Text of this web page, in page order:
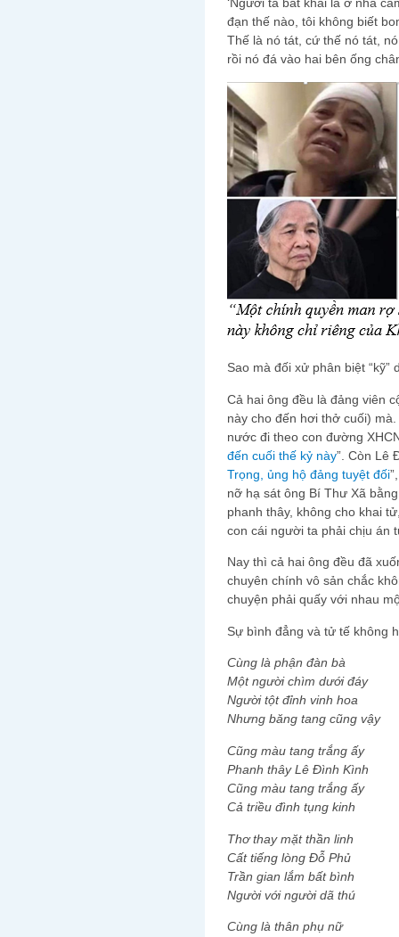
đạn thế nào, tôi không biết
Thế là nó tát, cứ thế nó tát,
rồi nó đá vào hai bên ống
Sao mà đối xử phân biệt “kỹ”
Cả hai ông đều là đảng viên
này cho đến hơi thở cuối)
nước đi theo con đường
đến cuối thế kỷ này”. Còn Lê
Trọng, ủng hộ đảng tuyệt đối
nỡ hạ sát ông Bí Thư Xã
phanh thây, không cho khai
con cái người ta phải chịu án
Nay thì cả hai ông đều đã
chuyên chính vô sản chắc
chuyện phải quấy với nhau
Sự bình đẳng và tử tế không
Cùng là phận đàn bà
Một người chìm dưới đáy
Người tột đỉnh vinh hoa
Nhưng băng tang cũng vậy
Cũng màu tang trắng ấy
Phanh thây Lê Đình Kình
Cũng màu tang trắng ấy
Cả triều đình tụng kinh
Thơ thay mặt thần linh
Cất tiếng lòng Đỗ Phủ
Trần gian lắm bất bình
Người với người dã thú
Cùng là thân phụ nữ